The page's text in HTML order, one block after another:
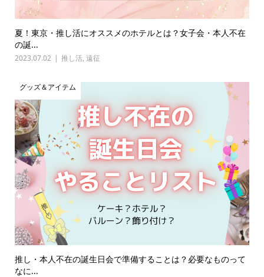
夏！東京・推し活にオススメのホテルとは？女子会・本人不在
の誕...
2023.07.02 推し活, 遠征
グッズ＆アイテム
推し・本人不在の誕生日会で準備することは？必要なものって
なに...